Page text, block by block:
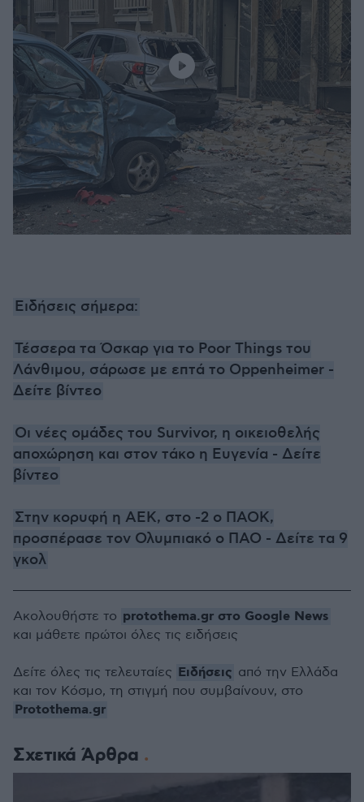
Ειδήσεις σήμερα:
Τέσσερα τα Όσκαρ για το Poor Things του
Λάνθιμου, σάρωσε με επτά το Oppenheimer -
Δείτε βίντεο
Οι νέες ομάδες του Survivor, η οικειοθελής
αποχώρηση και στον τάκο η Ευγενία - Δείτε
βίντεο
Στην κορυφή η ΑΕΚ, στο -2 ο ΠΑΟΚ,
προσπέρασε τον Ολυμπιακό ο ΠΑΟ - Δείτε τα 9
γκολ
Σχετικά Άρθρα
Ακολουθήστε το protothema.gr στο Google News
και μάθετε πρώτοι όλες τις ειδήσεις
Δείτε όλες τις τελευταίες Ειδήσεις από την Ελλάδα
και τον Κόσμο, τη στιγμή που συμβαίνουν, στο
Protothema.gr